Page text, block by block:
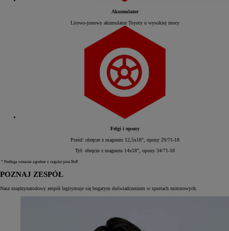
Akumulator
Litowo-jonowy akumulator Toyoty o wysokiej mocy
Felgi i opony
Przód: obręcze z magnezu 12,5x18", opony 29/71-18
Tył: obręcze z magnezu 14x18", opony 34/71-18
* Podlega zmianie zgodnie z regulacjami BoP.
POZNAJ ZESPÓŁ
Nasz międzynarodowy zespół legitymuje się bogatym doświadczeniem w sportach motorowych.